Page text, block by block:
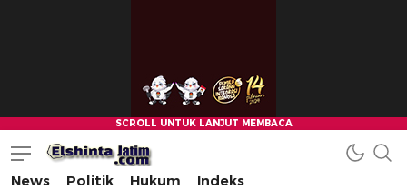
News Politik Hukum Indeks